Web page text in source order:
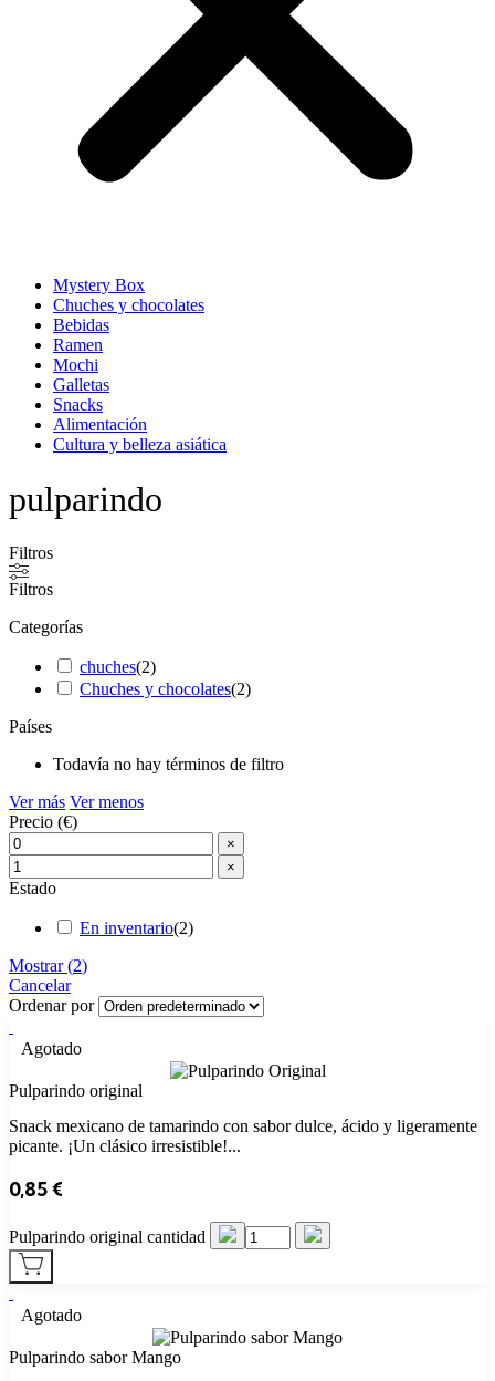
Mystery Box
Chuches y chocolates
Bebidas
Ramen
Mochi
Galletas
Snacks
Alimentación
Cultura y belleza asiática
pulparindo
Filtros
Filtros
Categorías
chuches(2)
Chuches y chocolates(2)
Países
Todavía no hay términos de filtro
Ver más Ver menos
Precio (€)
×
×
Estado
En inventario(2)
Mostrar(2)
Cancelar
Ordenar por
Agotado
Pulparindo original
Snack mexicano de tamarindo con sabor dulce, ácido y ligeramente
picante. ¡Un clásico irresistible!...
0,85€
Pulparindo original cantidad
Agotado
Pulparindo sabor Mango